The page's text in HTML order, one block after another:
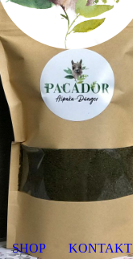
SHOP KONTAKT